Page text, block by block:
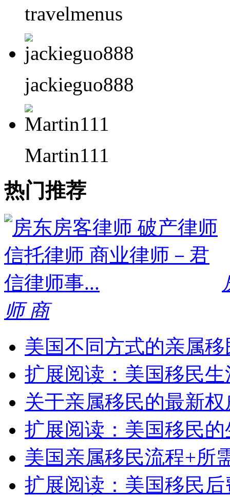
travelmenus
jackieguo888
Martin111
热门推荐
师 商
美国不同方式的亲属
扩展阅读：美国移民
关于亲属移民的最新
扩展阅读：美国移民
美国亲属移民流程+所
扩展阅读：美国移民后